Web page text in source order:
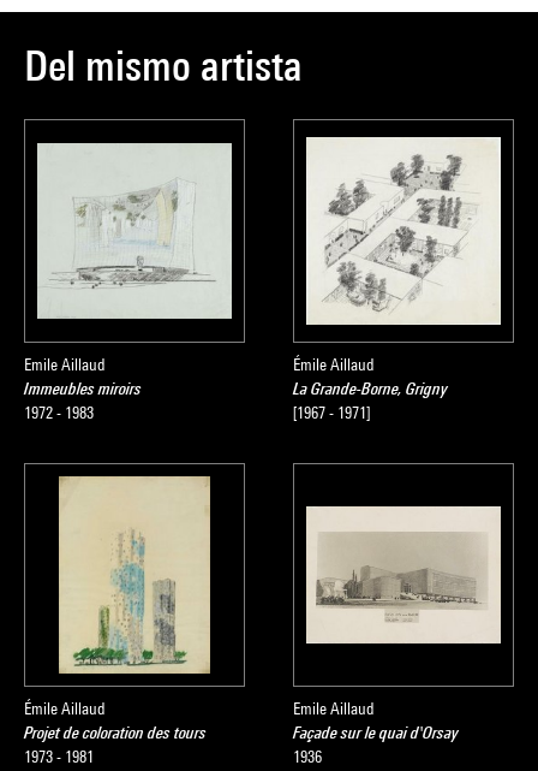
Del mismo artista
Emile Aillaud
Immeubles miroirs
1972 - 1983
Émile Aillaud
La Grande-Borne, Grigny
[1967 - 1971]
Émile Aillaud
Projet de coloration des tours
1973 - 1981
Emile Aillaud
Façade sur le quai d'Orsay
1936